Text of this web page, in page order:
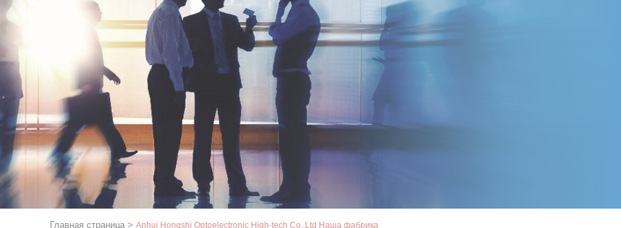
Главная страница > Anhui Hongshi Optoelectronic High-tech Co.,Ltd Наша фабрика